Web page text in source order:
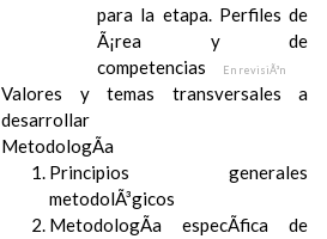
para la etapa. Perfiles de
Ã¡rea y de
competencias
En revisiÃ³n
Valores y temas transversales a
desarrollar
MetodologÃ­a
Principios generales
metodolÃ³gicos
MetodologÃ­a especÃ­fica de